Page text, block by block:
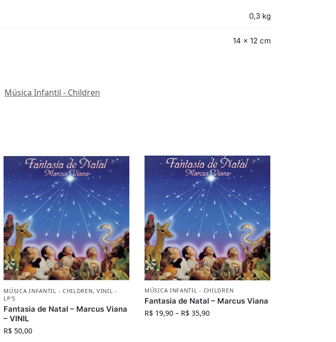
0,3 kg
14 × 12 cm
Música Infantil - Children
MÚSICA INFANTIL - CHILDREN, VINIL -
LP'S
Fantasia de Natal – Marcus Viana
– VINIL
R$ 50,00
MÚSICA INFANTIL - CHILDREN
Fantasia de Natal – Marcus Viana
R$ 19,90 – R$ 35,90